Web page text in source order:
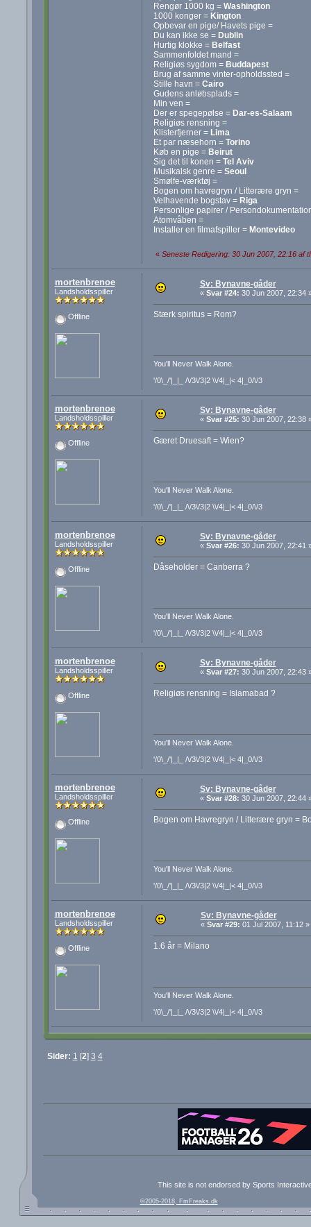
Rengør 1000 kg = Washington
1000 konger = Kington
Opbevar en pige/ Havets pige =
Du kan ikke se = Dublin
Hurtig klokke = Belfast
Sammenfoldet mand =
Religiøs sygdom = Buddapest
Brug af samme vinter-opholdssted =
Stille havn = Cairo
Gudens anløbsplads =
Min ven =
Der er spegepølse = Dar-es-Salaam
Religiøs rensning =
Klisterfjerner = Lima
Et par næsehorn = Torino
Køb en pige = Beirut
Sig det til konen = Tel Aviv
Musikalsk genre = Seoul
Smølfe-værktøj =
Bogen om havregryn / Litterære gryn =
Velhavende bogstav = Riga
Personlige papirer /
Atomvåben =
Installer en filmafspiller = Montevideo
« Seneste Redigering: 30 Jun 2007, 22:16 af
mortenbrenoe
Landsholdsspiller
Offline
Sv: Bynavne-gåder
« Svar #24: 30 Jun 2007, 22:34
Stærk spiritus = Rom?
You'll Never Walk Alone.
'/0\_/'|_|_ /\/3\/3|2 \\/4|_|< 4|_0/\/3
mortenbrenoe
Landsholdsspiller
Offline
Sv: Bynavne-gåder
« Svar #25: 30 Jun 2007, 22:38
Gæret Druesaft = Wien?
You'll Never Walk Alone.
'/0\_/'|_|_ /\/3\/3|2 \\/4|_|< 4|_0/\/3
mortenbrenoe
Landsholdsspiller
Offline
Sv: Bynavne-gåder
« Svar #26: 30 Jun 2007, 22:41
Dåseholder = Canberra ?
You'll Never Walk Alone.
'/0\_/'|_|_ /\/3\/3|2 \\/4|_|< 4|_0/\/3
mortenbrenoe
Landsholdsspiller
Offline
Sv: Bynavne-gåder
« Svar #27: 30 Jun 2007, 22:43
Religiøs rensning = Islamabad ?
You'll Never Walk Alone.
'/0\_/'|_|_ /\/3\/3|2 \\/4|_|< 4|_0/\/3
mortenbrenoe
Landsholdsspiller
Offline
Sv: Bynavne-gåder
« Svar #28: 30 Jun 2007, 22:44
Bogen om Havregryn / Litterære gryn =
You'll Never Walk Alone.
'/0\_/'|_|_ /\/3\/3|2 \\/4|_|< 4|_0/\/3
mortenbrenoe
Landsholdsspiller
Offline
Sv: Bynavne-gåder
« Svar #29: 01 Jul 2007, 11:12 »
1.6 år = Milano
You'll Never Walk Alone.
'/0\_/'|_|_ /\/3\/3|2 \\/4|_|< 4|_0/\/3
Sider: 1 [2] 3 4
This site is not endorsed by Sports
©2005-2018, FmFreaks.dk